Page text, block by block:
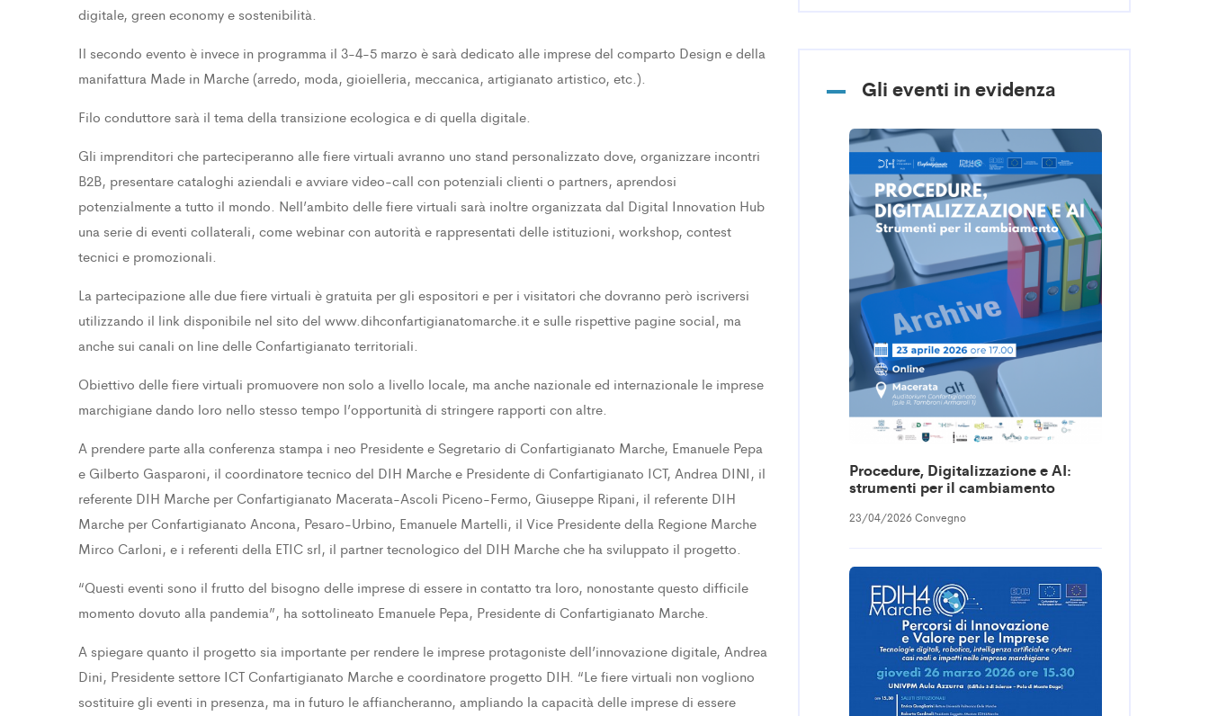
digitale, green economy e sostenibilità.
Il secondo evento è invece in programma il 3-4-5 marzo è sarà dedicato alle imprese del comparto Design e della
manifattura Made in Marche (arredo, moda, gioielleria, meccanica, artigianato artistico, etc.).
Filo conduttore sarà il tema della transizione ecologica e di quella digitale.
Gli imprenditori che parteciperanno alle fiere virtuali avranno uno stand personalizzato dove, organizzare incontri
B2B, presentare cataloghi aziendali e avviare video-call con potenziali clienti o partners, aprendosi
potenzialmente a tutto il mondo. Nell’ambito delle fiere virtuali sarà inoltre organizzata dal Digital Innovation Hub
una serie di eventi collaterali, come webinar con autorità e rappresentati delle istituzioni, workshop, contest
tecnici e promozionali.
La partecipazione alle due fiere virtuali è gratuita per gli espositori e per i visitatori che dovranno però iscriversi
utilizzando il link disponibile nel sito del www.dihconfartigianatomarche.it e sulle rispettive pagine social, ma
anche sui canali on line delle Confartigianato territoriali.
Obiettivo delle fiere virtuali promuovere non solo a livello locale, ma anche nazionale ed internazionale le imprese
marchigiane dando loro nello stesso tempo l’opportunità di stringere rapporti con altre.
A prendere parte alla conferenza stampa i neo Presidente e Segretario di Confartigianato Marche, Emanuele Pepa
e Gilberto Gasparoni, il coordinatore tecnico del DIH Marche e Presidente di Confartigianato ICT, Andrea DINI, il
referente DIH Marche per Confartigianato Macerata-Ascoli Piceno-Fermo, Giuseppe Ripani, il referente DIH
Marche per Confartigianato Ancona, Pesaro-Urbino, Emanuele Martelli, il Vice Presidente della Regione Marche
Mirco Carloni, e i referenti della ETIC srl, il partner tecnologico del DIH Marche che ha sviluppato il progetto.
“Questi eventi sono il frutto del bisogno delle imprese di essere in contatto tra loro, nonostante questo difficile
momento dovuto alla pandemia”, ha sottolineato Emanuele Pepa, Presidente di Confartigianato Marche.
A spiegare quanto il progetto sia importante per rendere le imprese protagoniste dell’innovazione digitale, Andrea
Dini, Presidente settore ICT Confartigianato Marche e coordinatore progetto DIH. “Le fiere virtuali non vogliono
sostituire gli eventi in presenza, ma in futuro le affiancheranno, ampliando la capacità delle imprese di essere
Gli eventi in evidenza
Procedure, Digitalizzazione e AI:
strumenti per il cambiamento
23/04/2026 Convegno